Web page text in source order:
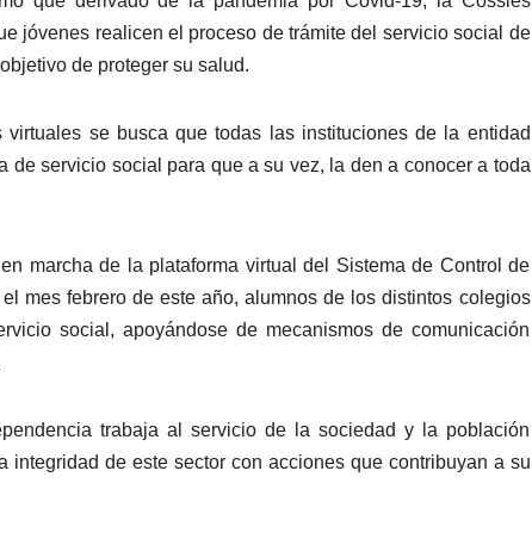
jóvenes realicen el proceso de trámite del servicio social de
de proteger su salud.
se busca que todas las instituciones de la entidad
de servicio social para que a su vez, la den a conocer a toda
marcha de la plataforma virtual del Sistema de Control de
mes febrero de este año, alumnos de los distintos colegios
social, apoyándose de mecanismos de comunicación
trabaja al servicio de la sociedad y la población
de este sector con acciones que contribuyan a su